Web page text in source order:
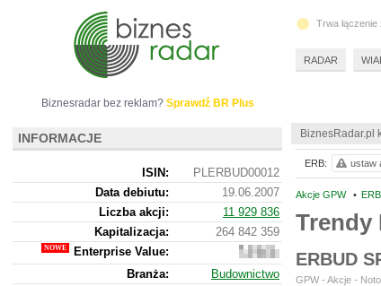
BiznesRadar.pl
Akcje GPW •
Trendy
ERBUD
GPW - Akcje -
ERB: ustaw
Biznesradar bez reklam? Sprawdź BR Plus
INFORMACJE
ISIN:
PLERBUD00012
Data debiutu:
19.06.2007
Liczba akcji:
11 929 836
Kapitalizacja:
264 842 359
Enterprise Value:
538
442
359
Branża:
Budownictwo
Trwa
RADAR